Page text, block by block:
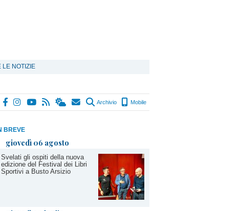
LE NOTIZIE
Archivio Mobile
BREVE
giovedì 06 agosto
Svelati gli ospiti della nuova
edizione del Festival dei Libri
Sportivi a Busto Arsizio